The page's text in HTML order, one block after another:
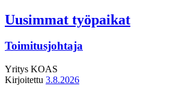
Uusimmat työpaikat
Toimitusjohtaja
Yritys KOAS
Kirjoitettu 3.8.2026